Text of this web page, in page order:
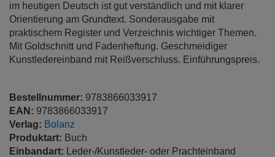
im heutigen Deutsch ist gut verständlich und mit klarer
Orientierung am Grundtext. Sonderausgabe mit
praktischem Register und Verzeichnis wichtiger Themen.
Mit Goldschnitt und Fadenheftung. Geschmeidiger
Kunstledereinband mit Reißverschluss. Einführungspreis.
Bestellnummer: 9783866033917
EAN: 9783866033917
Verlag: Bolanz
Produktart: Buch
Einbandart:
Leder-/Kunstleder- oder Prachteinband